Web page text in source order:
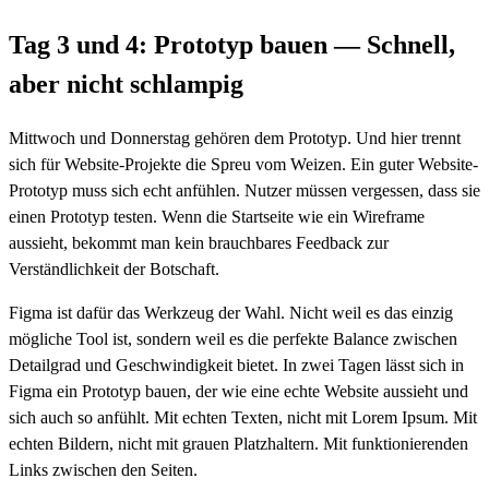
Tag 3 und 4: Prototyp bauen — Schnell,
aber nicht schlampig
Mittwoch und Donnerstag gehören dem Prototyp. Und hier trennt
sich für Website-Projekte die Spreu vom Weizen. Ein guter Website-
Prototyp muss sich echt anfühlen. Nutzer müssen vergessen, dass sie
einen Prototyp testen. Wenn die Startseite wie ein Wireframe
aussieht, bekommt man kein brauchbares Feedback zur
Verständlichkeit der Botschaft.
Figma ist dafür das Werkzeug der Wahl. Nicht weil es das einzig
mögliche Tool ist, sondern weil es die perfekte Balance zwischen
Detailgrad und Geschwindigkeit bietet. In zwei Tagen lässt sich in
Figma ein Prototyp bauen, der wie eine echte Website aussieht und
sich auch so anfühlt. Mit echten Texten, nicht mit Lorem Ipsum. Mit
echten Bildern, nicht mit grauen Platzhaltern. Mit funktionierenden
Links zwischen den Seiten.